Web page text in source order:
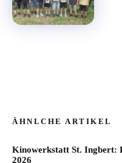
ÄHNLCHE ARTIKEL
Kinowerkstatt St. Ingbert:
2026